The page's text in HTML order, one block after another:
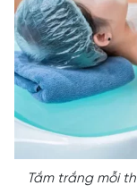
Tắm trắng mỗi